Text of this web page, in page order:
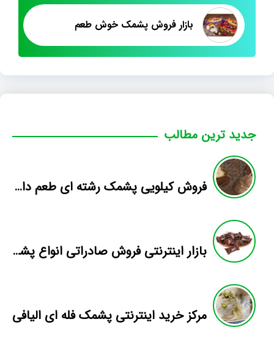
بازار فروش پشمک خوش طعم
جدید ترین مطالب
فروش کیلویی پشمک رشته ای طعم دار میوه
بازار اینترنتی فروش صادراتی انواع پشمک الیافی/شکلاتی
مرکز خرید اینترنتی پشمک فله ای الیافی